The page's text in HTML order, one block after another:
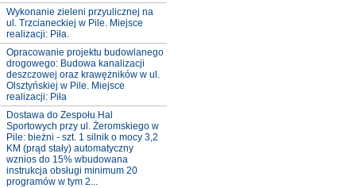
Wykonanie zieleni przyulicznej na
ul. Trzcianeckiej w Pile. Miejsce
realizacji: Piła.
Opracowanie projektu budowlanego
drogowego: Budowa kanalizacji
deszczowej oraz krawężników w ul.
Olsztyńskiej w Pile. Miejsce
realizacji: Piła
Dostawa do Zespołu Hal
Sportowych przy ul. Żeromskiego w
Pile: bieżni - szt. 1 silnik o mocy 3,2
KM (prąd stały) automatyczny
wznios do 15% wbudowana
instrukcja obsługi minimum 20
programów w tym 2...